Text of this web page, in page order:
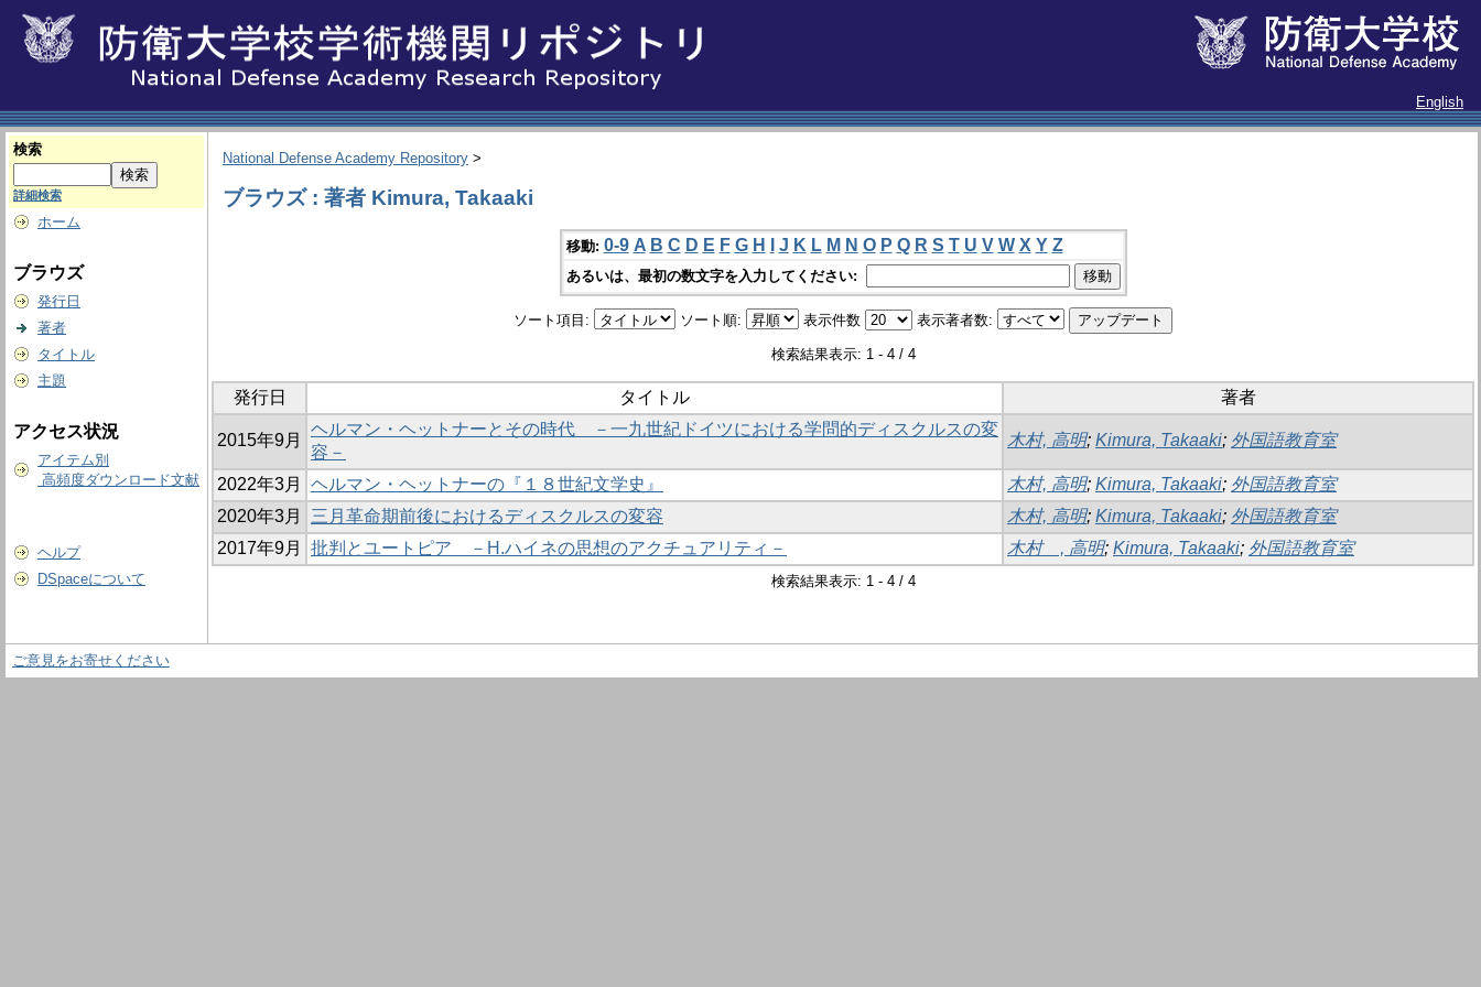
English
検索
詳細検索
ホーム
ブラウズ
発行日
著者
タイトル
主題
アクセス状況
アイテム別
高頻度ダウンロード文献
ヘルプ
DSpaceについて
National Defense Academy Repository >
ブラウズ : 著者 Kimura, Takaaki
移動: 0-9 A B C D E F G H J K L M N O P Q R S T U V W X Y Z
あるいは、最初の数文字を入力してください:
ソート項目: ソート順: 表示件数 表示著者数:
検索結果表示: 1 - 4 / 4
発行日 タイトル 著者
2015年9月
ヘルマン・ヘットナーとその時代 －一九世紀ドイツにおける学問的ディスクルスの変
容－
木村, 高明; Kimura, Takaaki; 外国語教育室
2022年3月 ヘルマン・ヘットナーの『１８世紀文学史』 木村, 高明; Kimura, Takaaki; 外国語教育室
2020年3月
三月革命期前後におけるディスクルスの変容 木村, 高明; Kimura, Takaaki; 外国語教育室
2017年9月
批判とユートピア －H.ハイネの思想のアクチュアリティ－ 木村 , 高明; Kimura, Takaaki; 外国語教育室
検索結果表示: 1 - 4 / 4
ご意見をお寄せください